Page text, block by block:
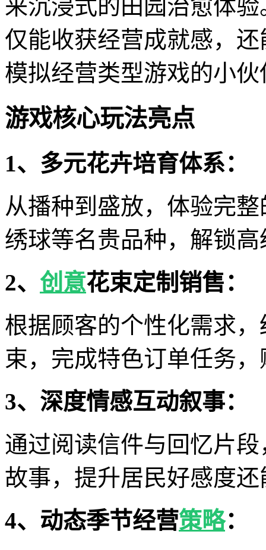
来沉浸式的田园治愈体
仅能收获经营成就感，
模拟经营类型游戏的小
游戏核心玩法亮点
1、多元花卉培育体系：
从播种到盛放，体验完
绣球等名贵品种，解锁
2、 创意花束定制销售：
根据顾客的个性化需求
束，完成特色订单任务
3、深度情感互动叙事：
通过阅读信件与回忆片
故事，提升居民好感度
4、动态季节经营策略：